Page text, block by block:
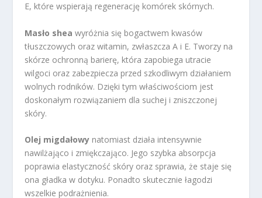
E, które wspierają regenerację komórek skórnych.
Masło shea wyróżnia się bogactwem kwasów
tłuszczowych oraz witamin, zwłaszcza A i E. Tworzy na
skórze ochronną barierę, która zapobiega utracie
wilgoci oraz zabezpiecza przed szkodliwym działaniem
wolnych rodników. Dzięki tym właściwościom jest
doskonałym rozwiązaniem dla suchej i zniszczonej
skóry.
Olej migdałowy natomiast działa intensywnie
nawilżająco i zmiękczająco. Jego szybka absorpcja
poprawia elastyczność skóry oraz sprawia, że staje się
ona gładka w dotyku. Ponadto skutecznie łagodzi
wszelkie podrażnienia.